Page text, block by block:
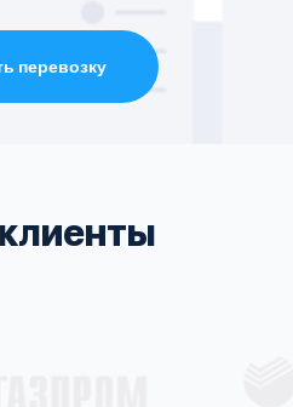
перевозку